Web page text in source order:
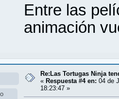
Entre las
animación
Re:Las Tortugas Ninja
« Respuesta #4 en: 04 de
18:23:47 »